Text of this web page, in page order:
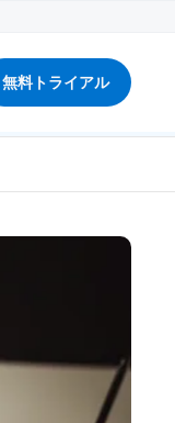
無料トライアル